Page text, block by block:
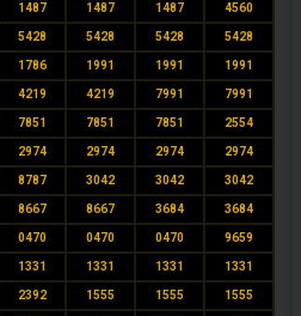
1487 1487 1487 4560
5428 5428 5428 5428
1786 1991 1991 1991
4219 4219 7991 7991
7851 7851 7851 2554
2974 2974 2974 2974
8787 3042 3042 3042
8667 8667 3684 3684
0470 0470 0470 9659
1331 1331 1331 1331
2392 1555 1555 1555